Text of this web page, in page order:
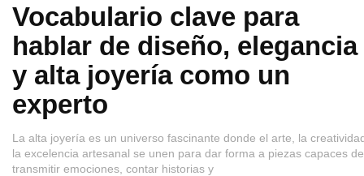
Vocabulario clave para
hablar de diseño, elegancia
y alta joyería como un
experto
La alta joyería es un universo fascinante donde el arte, la
la excelencia artesanal se unen para dar forma a piezas capaces de
transmitir emociones, contar historias y